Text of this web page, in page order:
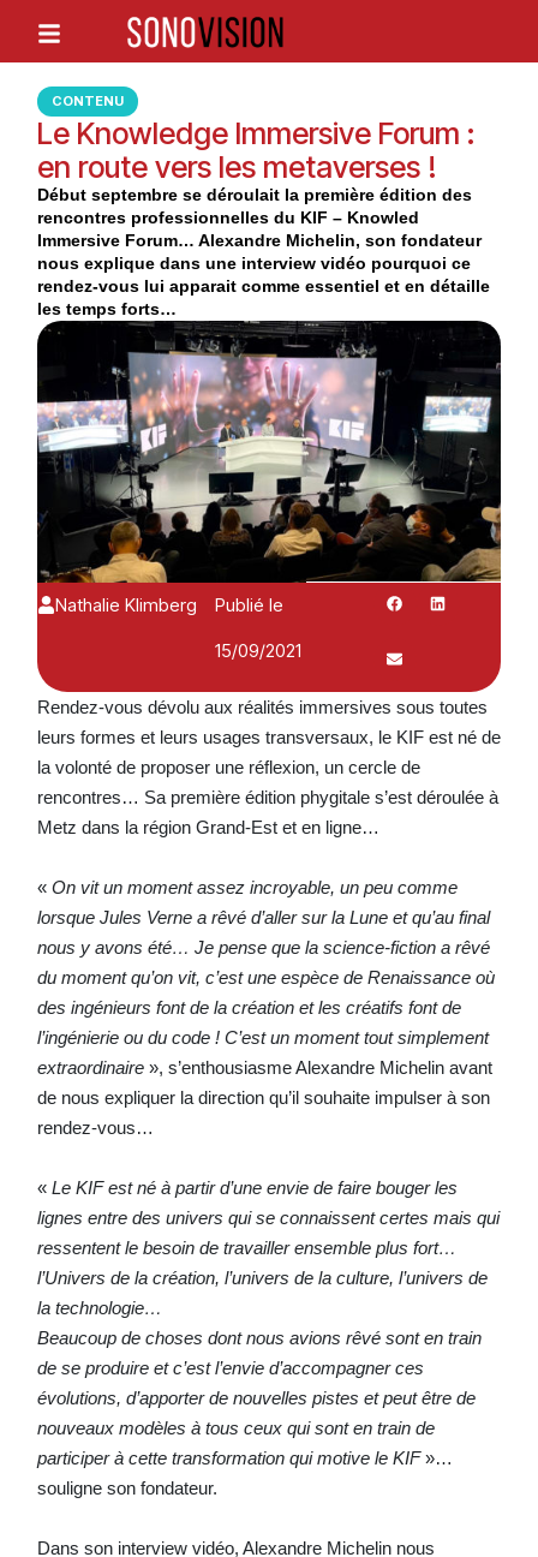
CONTENU
Le Knowledge Immersive Forum :
en route vers les metaverses !
Début septembre se déroulait la première édition des
rencontres professionnelles du KIF – Knowled
Immersive Forum… Alexandre Michelin, son fondateur
nous explique dans une interview vidéo pourquoi ce
rendez-vous lui apparait comme essentiel et en détaille
les temps forts…
Nathalie Klimberg
Publié le
15/09/2021
Rendez-vous dévolu aux réalités immersives sous toutes
leurs formes et leurs usages transversaux, le KIF est né de
la volonté de proposer une réflexion, un cercle de
rencontres… Sa première édition phygitale s’est déroulée à
Metz dans la région Grand-Est et en ligne…
« On vit un moment assez incroyable, un peu comme
lorsque Jules Verne a rêvé d’aller sur la Lune et qu’au final
nous y avons été… Je pense que la science-fiction a rêvé
du moment qu’on vit, c’est une espèce de Renaissance où
des ingénieurs font de la création et les créatifs font de
l’ingénierie ou du code ! C’est un moment tout simplement
extraordinaire», s’enthousiasme Alexandre Michelin avant
de nous expliquer la direction qu’il souhaite impulser à son
rendez-vous…
« Le KIF est né à partir d’une envie de faire bouger les
lignes entre des univers qui se connaissent certes mais qui
ressentent le besoin de travailler ensemble plus fort…
l’Univers de la création, l’univers de la culture, l’univers de
la technologie…
Beaucoup de choses dont nous avions rêvé sont en train
de se produire et c’est l’envie d’accompagner ces
évolutions, d’apporter de nouvelles pistes et peut être de
nouveaux modèles à tous ceux qui sont en train de
participer à cette transformation qui motive le KIF»…
souligne son fondateur.
Dans son interview vidéo, Alexandre Michelin nous